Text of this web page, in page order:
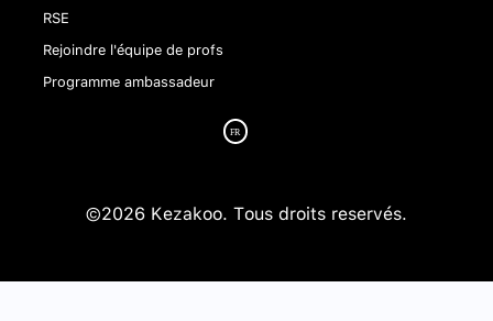
RSE
Rejoindre l'équipe de profs
Programme ambassadeur
©2026 Kezakoo. Tous droits reservés.